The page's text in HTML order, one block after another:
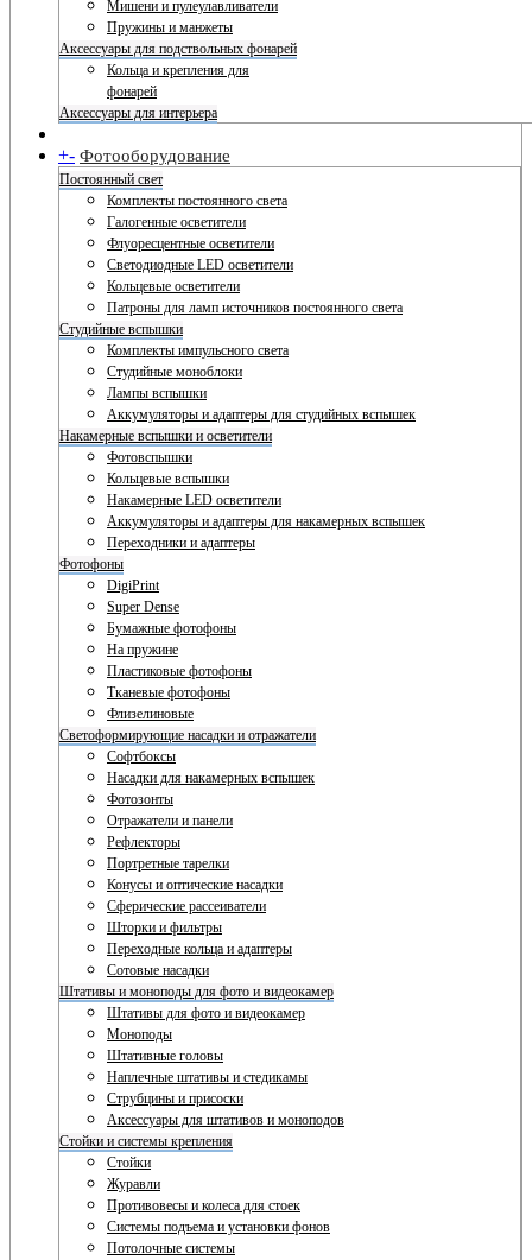
Мишени и пулеулавливатели
Пружины и манжеты
Аксессуары для подствольных фонарей
Кольца и крепления для
фонарей
Аксессуары для интерьера
+- Фотооборудование
Постоянный свет
Комплекты постоянного света
Галогенные осветители
Флуоресцентные осветители
Светодиодные LED осветители
Кольцевые осветители
Патроны для ламп источников постоянного света
Студийные вспышки
Комплекты импульсного света
Студийные моноблоки
Лампы вспышки
Аккумуляторы и адаптеры для студийных вспышек
Накамерные вспышки и осветители
Фотовспышки
Кольцевые вспышки
Накамерные LED осветители
Аккумуляторы и адаптеры для накамерных вспышек
Переходники и адаптеры
Фотофоны
DigiPrint
Super Dense
Бумажные фотофоны
На пружине
Пластиковые фотофоны
Тканевые фотофоны
Флизелиновые
Светоформирующие насадки и отражатели
Софтбоксы
Насадки для накамерных вспышек
Фотозонты
Отражатели и панели
Рефлекторы
Портретные тарелки
Конусы и оптические насадки
Сферические рассеиватели
Шторки и фильтры
Переходные кольца и адаптеры
Сотовые насадки
Штативы и моноподы для фото и видеокамер
Штативы для фото и видеокамер
Моноподы
Штативные головы
Наплечные штативы и стедикамы
Струбцины и присоски
Аксессуары для штативов и моноподов
Стойки и системы крепления
Стойки
Журавли
Противовесы и колеса для стоек
Системы подъема и установки фонов
Потолочные системы